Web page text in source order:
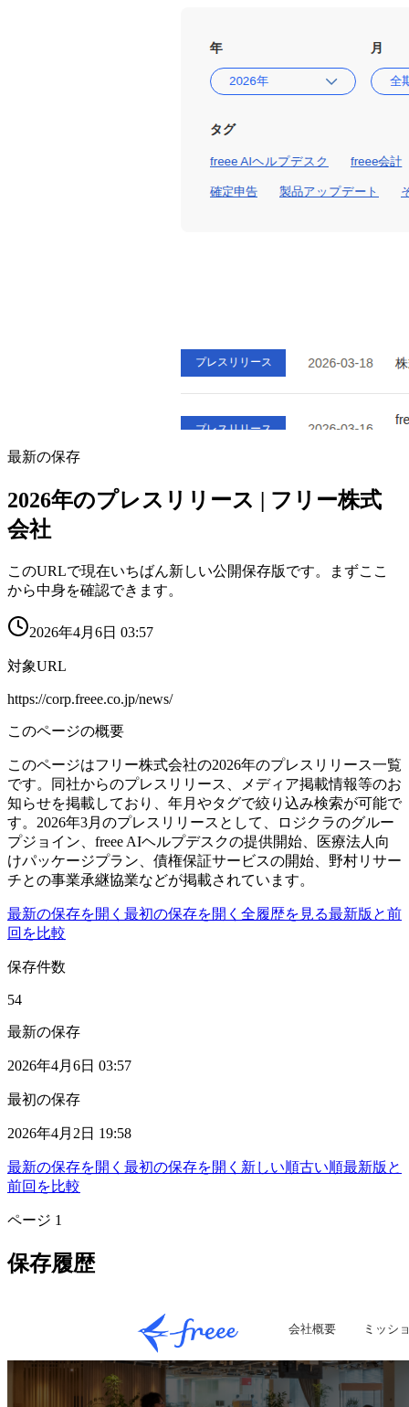
最新の保存
2026年のプレスリリース | フリー株式
会社
このURLで現在いちばん新しい公開保存版です。まずここ
から中身を確認できます。
2026年4月6日 03:57
対象URL
https://corp.freee.co.jp/news/
このページの概要
このページはフリー株式会社の2026年のプレスリリース一覧
です。同社からのプレスリリース、メディア掲載情報等のお
知らせを掲載しており、年月やタグで絞り込み検索が可能で
す。2026年3月のプレスリリースとして、ロジクラのグルー
プジョイン、freee AIヘルプデスクの提供開始、医療法人向
けパッケージプラン、債権保証サービスの開始、野村リサー
チとの事業承継協業などが掲載されています。
最新の保存を開く 最初の保存を開く 全履歴を見る最新版と前
回を比較
保存件数
54
最新の保存
2026年4月6日 03:57
最初の保存
2026年4月2日 19:58
最新の保存を開く 最初の保存を開く 新しい順古い順最新版と
前回を比較
ページ 1
保存履歴